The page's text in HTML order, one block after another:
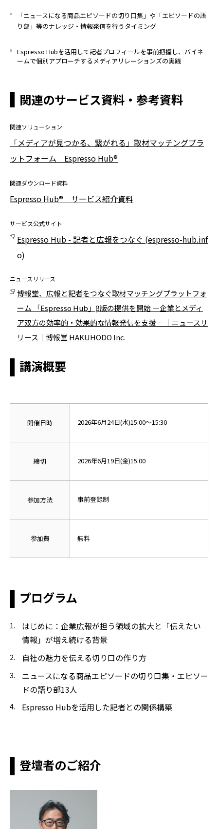
「ニュースになる商品エピソードの切り口集」や「エピソードの語
り部」等のナレッジ・情報発信を行うタイミング
Espresso Hubを活用して記者プロフィールを事前把握し、バイネ
ームで個別アプローチするメディアリレーションズの実践
関連のサービス資料・参考資料
関連ソリューション
「メディアが見つかる、繋がれる」取材マッチングプラ
ットフォーム Espresso Hub®
関連ダウンロード資料
Espresso Hub® サービス紹介資料
サービス公式サイト
Espresso Hub - 記者と広報をつなぐ (espresso-hub.inf
o)
ニュースリリース
博報堂、広報と記者をつなぐ取材マッチングプラットフォ
ーム 「Espresso Hub」β版の提供を開始 ―企業とメディ
ア双方の効率的・効果的な情報発信を支援― ｜ニュースリ
リース｜博報堂 HAKUHODO Inc.
講演概要
開催日時 2026年6月24日(水)15:00～15:30
締切 2026年6月19日(金)15:00
参加方法 事前登録制
参加費 無料
プログラム
はじめに：企業広報が担う領域の拡大と「伝えたい
情報」が増え続ける背景
自社の魅力を伝える切り口の作り方
ニュースになる商品エピソードの切り口集・エピソー
ドの語り部13人
Espresso Hubを活用した記者との関係構築
登壇者のご紹介